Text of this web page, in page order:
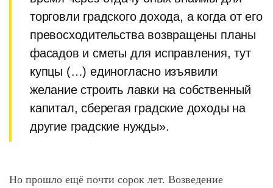
торговли градского дохода, а когда от его
превосходительства возвращены планы
фасадов и сметы для исправления, тут
купцы (…) единогласно изъявили
желание строить лавки на собственный
капитал, сберегая градские доходы на
другие градские нужды».
Но прошло ещё почти сорок лет. Возведение